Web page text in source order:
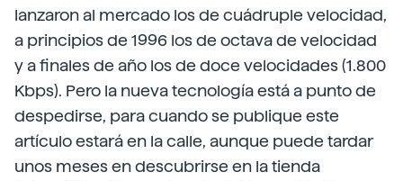
lanzaron al mercado los de cuádruple velocidad,
a principios de 1996 los de octava de velocidad
y a finales de año los de doce velocidades (1.800
Kbps). Pero la nueva tecnología está a punto de
despedirse, para cuando se publique este
artículo estará en la calle, aunque puede tardar
unos meses en descubrirse en la tienda